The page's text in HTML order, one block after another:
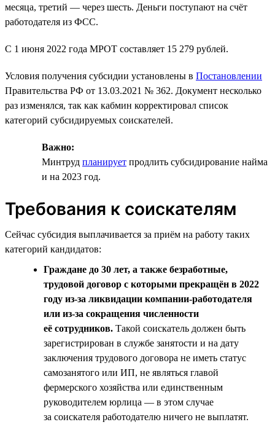
месяца, третий — через шесть. Деньги поступают на счёт
работодателя из ФСС.
С 1 июня 2022 года МРОТ составляет 15 279 рублей.
Условия получения субсидии установлены в Постановлении
Правительства РФ от 13.03.2021 № 362. Документ несколько
раз изменялся, так как кабмин корректировал список
категорий субсидируемых соискателей.
Важно:
Минтруд планирует продлить субсидирование найма
и на 2023 год.
Требования к соискателям
Сейчас субсидия выплачивается за приём на работу таких
категорий кандидатов:
Граждане до 30 лет, а также безработные,
трудовой договор с которыми прекращён в 2022
году из-за ликвидации компании-работодателя
или из-за сокращения численности
её сотрудников. Такой соискатель должен быть
зарегистрирован в службе занятости и на дату
заключения трудового договора не иметь статус
самозанятого или ИП, не являться главой
фермерского хозяйства или единственным
руководителем юрлица — в этом случае
за соискателя работодателю ничего не выплатят.